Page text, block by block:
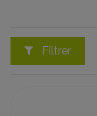
Filtrer